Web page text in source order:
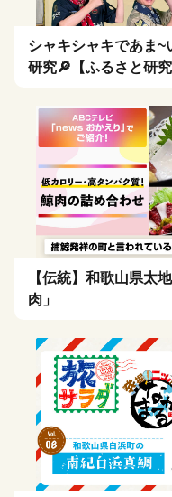
シャキシャキであま~
研究🔎【ふるさと研究
【伝統】和歌山県太
肉」